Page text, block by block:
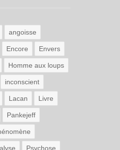
angoisse
Encore Envers
Homme aux loups
inconscient
Lacan Livre
Pankejeff
Psychose